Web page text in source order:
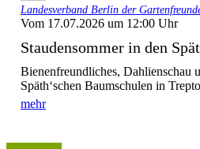
Landesverband Berlin der
Vom 17.07.2026 um 12:00 Uhr
Staudensommer in den
Bienenfreundliches,
Späth‘schen Baumschulen in
mehr